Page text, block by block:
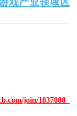
join/1837888